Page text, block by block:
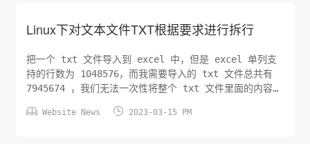
Linux下对文本文件TXT根据要求进行拆行
把一个 txt 文件导入到 excel 中，但是 excel 单列支
持的行数为 1048576，而我需要导入的 txt 文件总共有
7945674 ，我们无法一次性将整个 txt 文件里面的内容导
做分割， ```csharp split -l 1048576
 Website News  2023-03-15 PM